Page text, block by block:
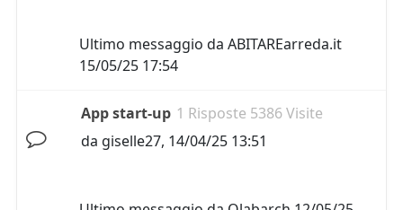
Ultimo messaggio da ABITAREarreda.it
15/05/25 17:54
App start-up 1 Risposte 5386 Visite
da giselle27, 14/04/25 13:51